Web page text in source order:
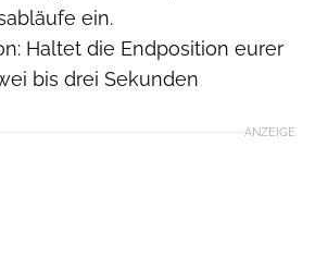
ein.
Haltet die Endposition eurer
bis drei Sekunden
ANZEIGE